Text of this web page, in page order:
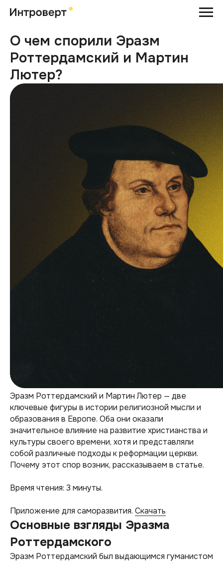
О чем спорили Эразм
Роттердамский и Мартин
Лютер?
Эразм Роттердамский и Мартин Лютер — две
ключевые фигуры в истории религиозной мысли и
образования в Европе. Оба они оказали
значительное влияние на развитие христианства и
культуры своего времени, хотя и представляли
собой различные подходы к реформации церкви.
Почему этот спор возник, рассказываем в статье.
Время чтения: 3 минуты.
Приложение для саморазвития. Скачать
Основные взгляды Эразма
Роттердамского
Эразм Роттердамский был выдающимся гуманистом